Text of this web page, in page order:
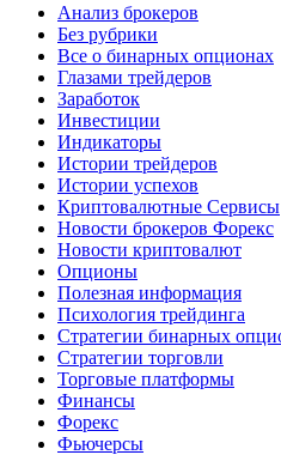
Анализ брокеров
Без рубрики
Все о бинарных опционах
Глазами трейдеров
Заработок
Инвестиции
Индикаторы
Истории трейдеров
Истории успехов
Криптовалютные Сервисы
Новости брокеров Форекс
Новости криптовалют
Опционы
Полезная информация
Психология трейдинга
Стратегии бинарных
Стратегии торговли
Торговые платформы
Финансы
Форекс
Фьючерсы